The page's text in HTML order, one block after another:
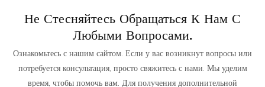
Не Стесняйтесь Обращаться К Нам С
Любыми Вопросами.
Ознакомьтесь с нашим сайтом. Если у вас возникнут вопросы или
потребуется консультация, просто свяжитесь с нами. Мы уделим
время, чтобы помочь вам. Для получения дополнительной